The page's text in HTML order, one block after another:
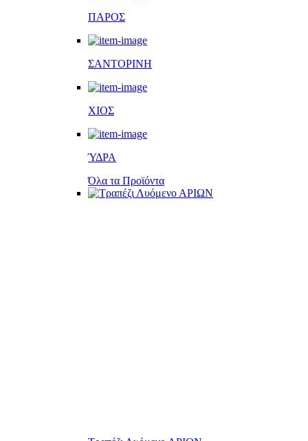
ΠΑΡΟΣ
ΣΑΝΤΟΡΙΝΗ
ΧΙΟΣ
ΎΔΡΑ
Όλα τα Προϊόντα